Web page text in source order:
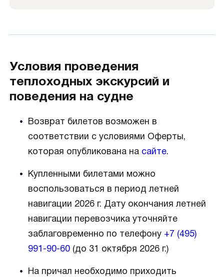
Условия проведения
теплоходных экскурсий и
поведения на судне
Возврат билетов возможен в
соответствии с условиями Оферты,
которая опубликована на сайте.
Купленными билетами можно
воспользоваться в период летней
навигации 2026 г. Дату окончания летней
навигации перевозчика уточняйте
заблаговременно по телефону +7 (495)
991-90-60(до 31 октября 2026 г.)
На причал необходимо приходить